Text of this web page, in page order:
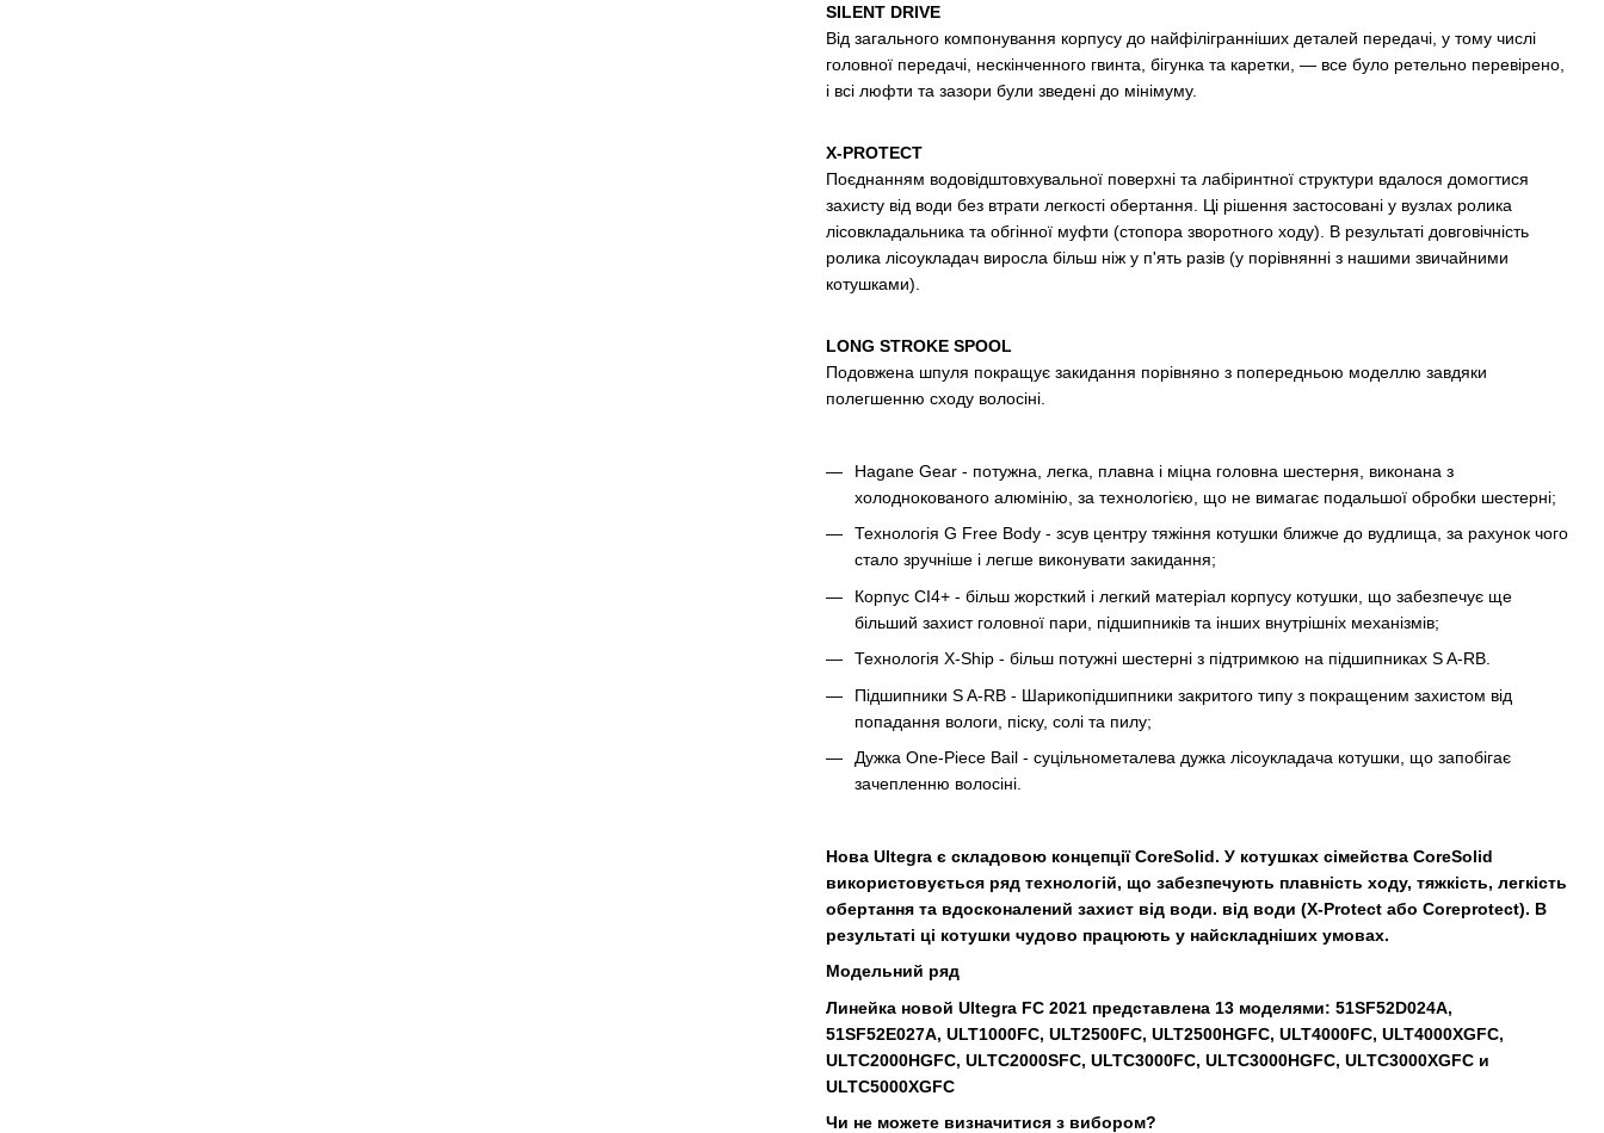
SILENT DRIVE
Від загального компонування корпусу до найфілігранніших деталей передачі, у тому числі
головної передачі, нескінченного гвинта, бігунка та каретки, — все було ретельно перевірено,
і всі люфти та зазори були зведені до мінімуму.
X-PROTECT
Поєднанням водовідштовхувальної поверхні та лабіринтної структури вдалося домогтися
захисту від води без втрати легкості обертання. Ці рішення застосовані у вузлах ролика
лісовкладальника та обгінної муфти (стопора зворотного ходу). В результаті довговічність
ролика лісоукладач виросла більш ніж у п'ять разів (у порівнянні з нашими звичайними
котушками).
LONG STROKE SPOOL
Подовжена шпуля покращує закидання порівняно з попередньою моделлю завдяки
полегшенню сходу волосіні.
Hagane Gear - потужна, легка, плавна і міцна головна шестерня, виконана з
холоднокованого алюмінію, за технологією, що не вимагає подальшої обробки шестерні;
Технологія G Free Body - зсув центру тяжіння котушки ближче до вудлища, за рахунок чого
стало зручніше і легше виконувати закидання;
Корпус CI4+ - більш жорсткий і легкий матеріал корпусу котушки, що забезпечує ще
більший захист головної пари, підшипників та інших внутрішніх механізмів;
Технологія X-Ship - більш потужні шестерні з підтримкою на підшипниках S A-RB.
Підшипники S A-RB - Шарикопідшипники закритого типу з покращеним захистом від
попадання вологи, піску, солі та пилу;
Дужка One-Piece Bail - суцільнометалева дужка лісоукладача котушки, що запобігає
зачепленню волосіні.
Нова Ultegra є складовою концепції CoreSolid. У котушках сімейства CoreSolid
використовується ряд технологій, що забезпечують плавність ходу, тяжкість, легкість
обертання та вдосконалений захист від води. від води (X-Protect або Coreprotect). В
результаті ці котушки чудово працюють у найскладніших умовах.
Модельний ряд
Линейка новой Ultegra FC 2021 представлена ​​13 моделями: 51SF52D024A,
51SF52E027A, ULT1000FC, ULT2500FC, ULT2500HGFC, ULT4000FC, ULT4000XGFC,
ULTC2000HGFC, ULTC2000SFC, ULTC3000FC, ULTC3000HGFC, ULTC3000XGFC и
ULTC5000XGFC
Чи не можете визначитися з вибором?